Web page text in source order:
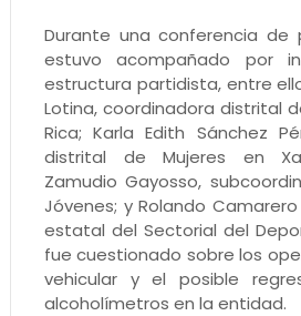
Durante una conferencia de
estuvo acompañado por
estructura partidista, entre
Lotina, coordinadora distrital
Rica; Karla Edith Sánchez
distrital de Mujeres en
Zamudio Gayosso,
Jóvenes; y Rolando
estatal del Sectorial del
fue cuestionado sobre los
vehicular y el posible
alcoholímetros en la entidad.